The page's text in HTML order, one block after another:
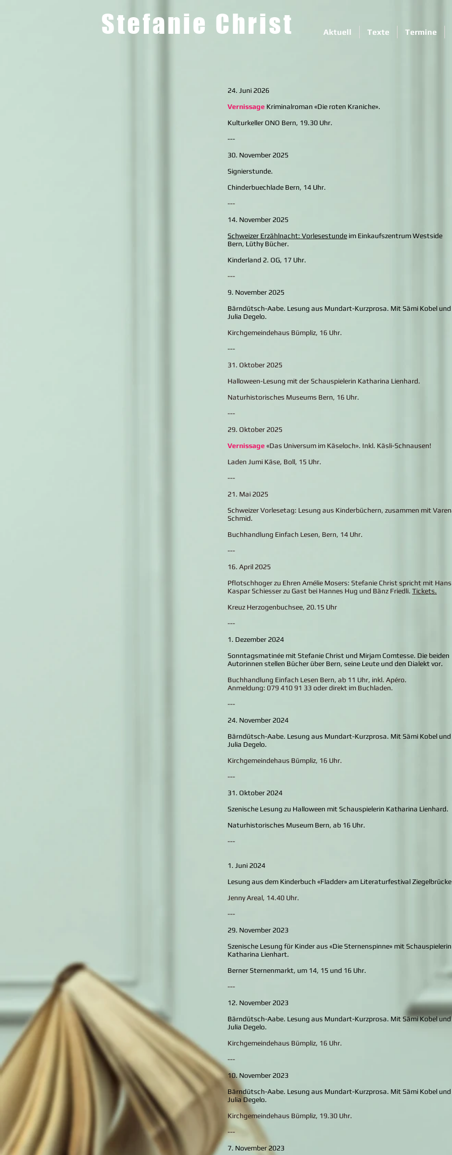
Aktuell Texte Termine
Stefanie Christ
24. Juni 2026
Vernissage Kriminalroman «Die roten Kraniche».
Kulturkeller ONO Bern, 19.30 Uhr.
---
30. November 2025
Signierstunde.
Chinderbuechlade Bern, 14 Uhr.
---
14. November 2025
Schweizer Erzählnacht: Vorlesestunde im Einkaufszentrum Westside
Bern, Lüthy Bücher.
Kinderland 2. OG, 17 Uhr.
---
9. November 2025
Bärndütsch-Aabe. Lesung aus Mundart-Kurzprosa. Mit Sämi Kobel und
Julia Degelo.
Kirchgemeindehaus Bümpliz, 16 Uhr.
---
31. Oktober 2025
Halloween-Lesung mit der Schauspielerin Katharina Lienhard.
Naturhistorisches Museums Bern, 16 Uhr.
---
29. Oktober 2025
Vernissage«Das Universum im Käseloch». Inkl. Käsli-Schnausen!
Laden Jumi Käse, Boll, 15 Uhr.
---
21. Mai 2025
Schweizer Vorlesetag: Lesung aus Kinderbüchern, zusammen mit
Schmid.
Buchhandlung Einfach Lesen, Bern, 14 Uhr.
---
16. April 2025
Pflotschhoger zu Ehren Amélie Mosers: Stefanie Christ spricht mit Hans
Kaspar Schiesser zu Gast bei Hannes Hug und Bänz Friedli. Tickets.
Kreuz Herzogenbuchsee, 20.15 Uhr
---
1. Dezember 2024
Sonntagsmatinée mit Stefanie Christ und Mirjam Comtesse. Die beiden
Autorinnen stellen Bücher über Bern, seine Leute und den Dialekt vor.
Buchhandlung Einfach Lesen Bern, ab 11 Uhr, inkl. Apéro.
Anmeldung: 079 410 91 33 oder direkt im Buchladen.
---
24. November 2024
Bärndütsch-Aabe. Lesung aus Mundart-Kurzprosa. Mit Sämi Kobel und
Julia Degelo.
Kirchgemeindehaus Bümpliz, 16 Uhr.
---
31. Oktober 2024
Szenische Lesung zu Halloween mit Schauspielerin Katharina Lienhard.
Naturhistorisches Museum Bern, ab 16 Uhr.
---
1. Juni 2024
Lesung aus dem Kinderbuch «Fladder» am Literaturfestival
Jenny Areal, 14.40 Uhr.
---
29. November 2023
Szenische Lesung für Kinder aus «Die Sternenspinne» mit Schauspielerin
Katharina Lienhart.
Berner Sternenmarkt, um 14, 15 und 16 Uhr.
---
12. November 2023
Bärndütsch-Aabe. Lesung aus Mundart-Kurzprosa. Mit Sämi Kobel und
Julia Degelo.
Kirchgemeindehaus Bümpliz, 16 Uhr.
---
10. November 2023
Bärndütsch-Aabe. Lesung aus Mundart-Kurzprosa. Mit Sämi Kobel und
Julia Degelo.
Kirchgemeindehaus Bümpliz, 19.30 Uhr.
---
7. November 2023